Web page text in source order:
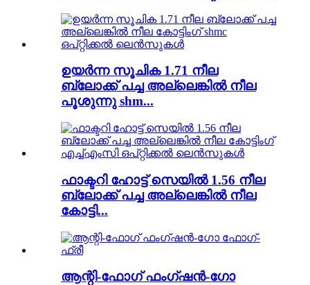
ഉയർന്ന സൂചിക 1.71 നീല
ബ്ലോക്ക് പച്ച അല്ലെങ്കിൽ നീല
പൂശുന്നു shm...
ഫാക്ടറി ഹോട്ട് സെയിൽ 1.56 നീല
ബ്ലോക്ക് പച്ച അല്ലെങ്കിൽ നീല
കോട്ടി...
ആന്റി-ഫോഗ് ഫംഗ്‌ഷൻ-ഗോ